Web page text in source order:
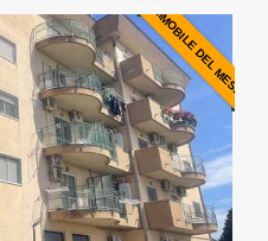
IMMOBILE DEL MESE